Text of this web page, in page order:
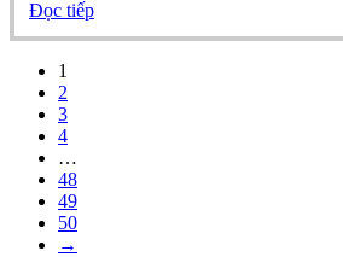
Đọc tiếp
1
2
3
4
…
48
49
50
→